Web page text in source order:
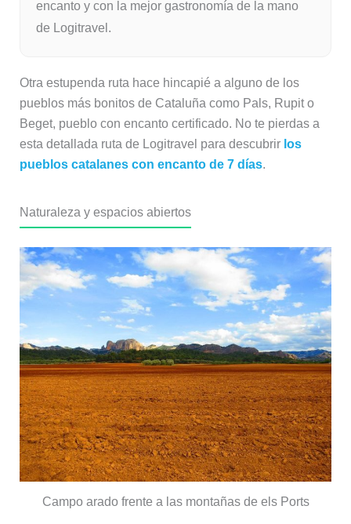
encanto y con la mejor gastronomía de la mano
de Logitravel.
Otra estupenda ruta hace hincapié a alguno de los
pueblos más bonitos de Cataluña como Pals, Rupit o
Beget, pueblo con encanto certificado. No te pierdas a
esta detallada ruta de Logitravel para descubrir los
pueblos catalanes con encanto de 7 días.
Naturaleza y espacios abiertos
Campo arado frente a las montañas de els Ports